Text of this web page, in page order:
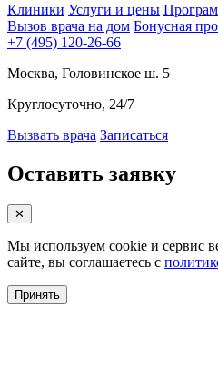
Клиники Услуги и цены
Вызов врача на дом Бонусная
+7 (495) 120-26-66
Москва, Головинское ш. 5
Круглосуточно, 24/7
Вызвать врача Записаться
Оставить заявку
✕
Мы используем cookie и сервис
сайте, вы соглашаетесь с
Принять